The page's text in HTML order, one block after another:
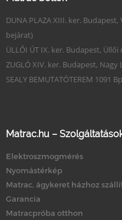
DUNA PLAZA XIII. ker.
bejárat)
ÜLLŐI ÚT IX. ker. Budapest, Üllői
ZUGLÓ XIV. ker. Budapest, Nagy
SEALY BEMUTATÓTEREM 1091
Matrac.hu –
Elektroszmogmérés
Nyomástérkép
Matrac, ágykeret házhoz
Garancia
Matracpróba otthon